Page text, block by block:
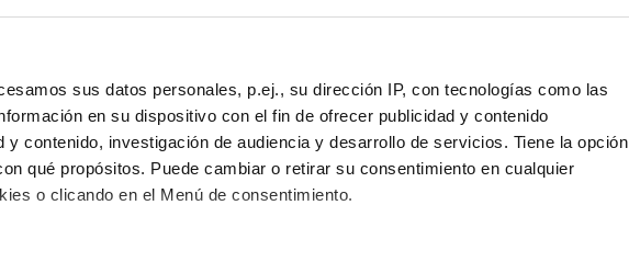
sus datos personales, p.ej., su dirección IP, con tecnologías como las
en su dispositivo con el fin de ofrecer publicidad y contenido
y contenido, investigación de audiencia y desarrollo de servicios. Tiene la opción
qué propósitos. Puede cambiar o retirar su consentimiento en cualquier
o clicando en el Menú de consentimiento.
Utebo